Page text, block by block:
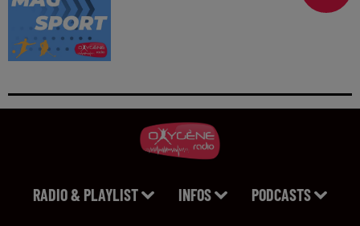
RADIO & PLAYLIST INFOS PODCASTS